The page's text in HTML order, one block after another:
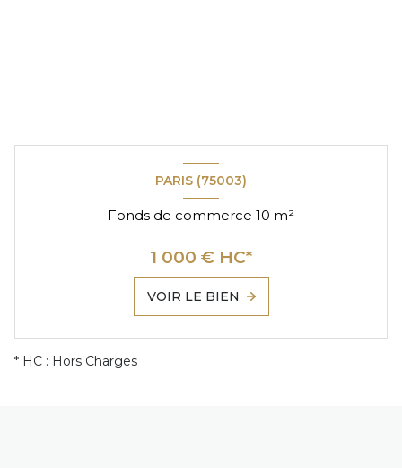
PARIS (75003)
Fonds de commerce 10 m²
1 000 € HC*
VOIR LE BIEN
* HC : Hors Charges